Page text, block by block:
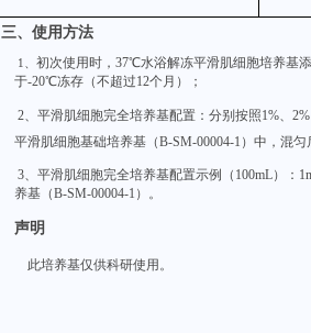
三、使用方法
1、初次使用时，37℃水浴解冻平滑肌细胞培养基
于-20℃冻存（不超过12个月）；
2、平滑肌细胞完全培养基配置：分别按照1%、
平滑肌细胞基础培养基（B-SM-00004-1 ）中，混匀
3、平滑肌细胞完全培养基配置示例（100mL）：
养基（B-SM-00004-1 ）。
声明
此培养基仅供科研使用。